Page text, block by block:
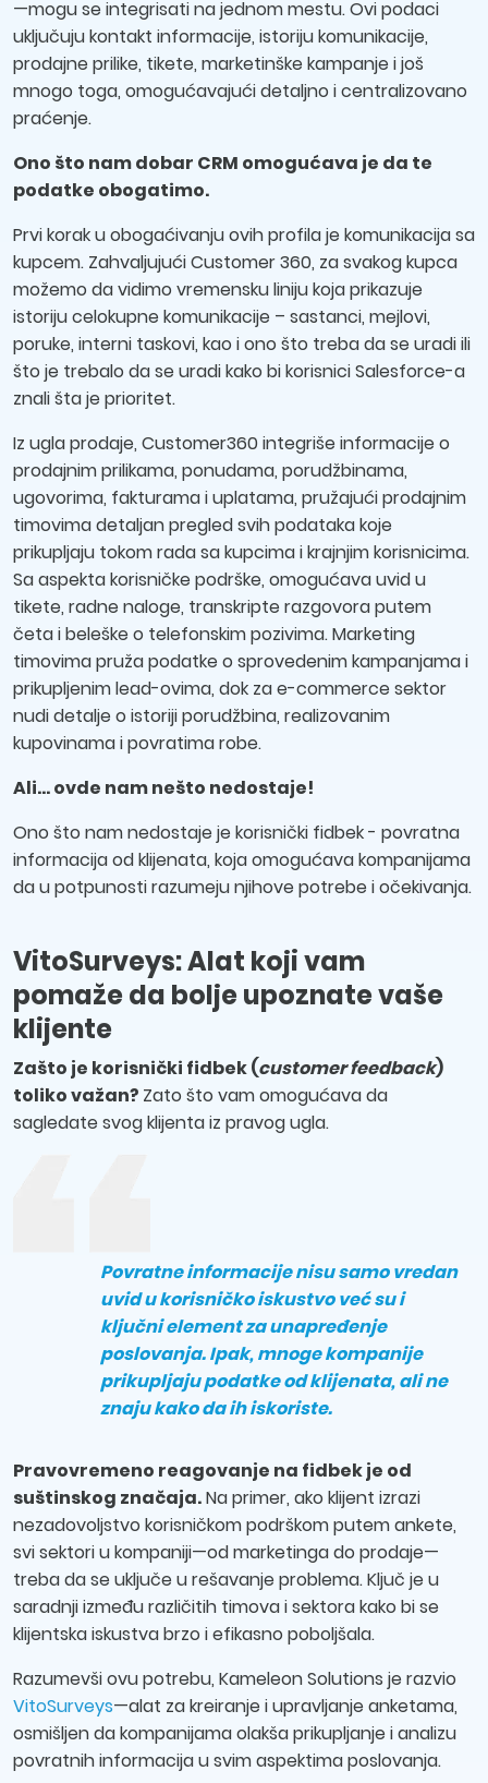
—mogu se integrisati na jednom mestu. Ovi podaci
uključuju kontakt informacije, istoriju komunikacije,
prodajne prilike, tikete, marketinške kampanje i još
mnogo toga, omogućavajući detaljno i centralizovano
praćenje.
Ono što nam dobar CRM omogućava je da te
podatke obogatimo.
Prvi korak u obogaćivanju ovih profila je komunikacija sa
kupcem. Zahvaljujući Customer 360, za svakog kupca
možemo da vidimo vremensku liniju koja prikazuje
istoriju celokupne komunikacije – sastanci, mejlovi,
poruke, interni taskovi, kao i ono što treba da se uradi ili
što je trebalo da se uradi kako bi korisnici Salesforce-a
znali šta je prioritet.
Iz ugla prodaje, Customer360 integriše informacije o
prodajnim prilikama, ponudama, porudžbinama,
ugovorima, fakturama i uplatama, pružajući prodajnim
timovima detaljan pregled svih podataka koje
prikupljaju tokom rada sa kupcima i krajnjim korisnicima.
Sa aspekta korisničke podrške, omogućava uvid u
tikete, radne naloge, transkripte razgovora putem
četa i beleške o telefonskim pozivima. Marketing
timovima pruža podatke o sprovedenim kampanjama i
prikupljenim lead-ovima, dok za e-commerce sektor
nudi detalje o istoriji porudžbina, realizovanim
kupovinama i povratima robe.
Ali... ovde nam nešto nedostaje!
Ono što nam nedostaje je korisnički fidbek - povratna
informacija od klijenata, koja omogućava kompanijama
da u potpunosti razumeju njihove potrebe i očekivanja.
VitoSurveys: Alat koji vam
pomaže da bolje upoznate vaše
klijente
Zašto je korisnički fidbek (customer feedback)
toliko važan? Zato što vam omogućava da
sagledate svog klijenta iz pravog ugla.
Povratne informacije nisu samo vredan
uvid u korisničko iskustvo već su i
ključni element za unapređenje
poslovanja. Ipak, mnoge kompanije
prikupljaju podatke od klijenata, ali ne
znaju kako da ih iskoriste.
Pravovremeno reagovanje na fidbek je od
suštinskog značaja.Na primer, ako klijent izrazi
nezadovoljstvo korisničkom podrškom putem ankete,
svi sektori u kompaniji—od marketinga do prodaje—
treba da se uključe u rešavanje problema. Ključ je u
saradnji između različitih timova i sektora kako bi se
klijentska iskustva brzo i efikasno poboljšala.
Razumevši ovu potrebu, Kameleon Solutions je razvio
VitoSurveys—alat za kreiranje i upravljanje anketama,
osmišljen da kompanijama olakša prikupljanje i analizu
povratnih informacija u svim aspektima poslovanja.